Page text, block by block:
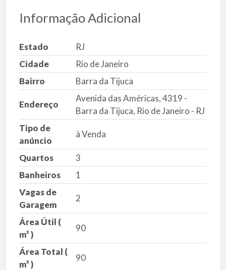
Informação Adicional
Estado
RJ
Cidade
Rio de Janeiro
Bairro
Barra da Tijuca
Endereço
Avenida das Américas, 4319 -
Barra da Tijuca, Rio de Janeiro - RJ
Tipo de
anúncio
à Venda
Quartos
3
Banheiros
1
Vagas de
Garagem
2
Área Útil (
m² )
90
Área Total (
m² )
90